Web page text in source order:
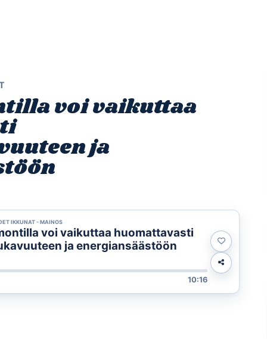
voi vaikuttaa
ja
IKKUNAT - MAINOS
voi vaikuttaa huomattavasti
ja energiansäästöön
10:16